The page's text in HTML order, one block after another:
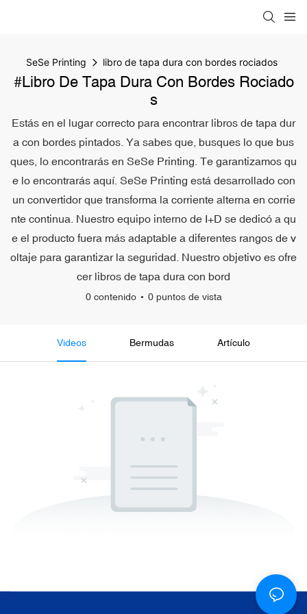
SeSe Printing libro de tapa dura con bordes rociados
#libro De Tapa Dura Con Bordes Rociado
S
Estás en el lugar correcto para encontrar libros de tapa dur
a con bordes pintados. Ya sabes que, busques lo que bus
ques, lo encontrarás en SeSe Printing. Te garantizamos qu
e lo encontrarás aquí. SeSe Printing está desarrollado con
un convertidor que transforma la corriente alterna en corrie
nte continua. Nuestro equipo interno de I+D se dedicó a qu
e el producto fuera más adaptable a diferentes rangos de v
oltaje para garantizar la seguridad. Nuestro objetivo es ofre
cer libros de tapa dura con bord
0 contenido 0 puntos de vista
Videos Bermudas Artículo